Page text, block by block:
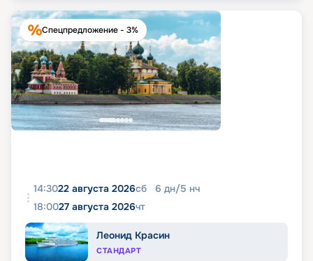
Спецпредложение - 3%
14:3022 августа 2026сб 6 дн/5 нч
18:0027 августа 2026чт
Леонид Красин
СТАНДАРТ